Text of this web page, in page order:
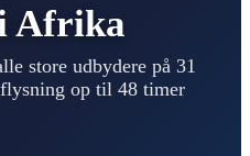
Afrika
store udbydere på 31
op til 48 timer